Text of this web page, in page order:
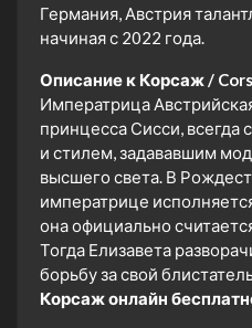
Германия, Австрия
начиная с 2022 года.
Описание к Корсаж /
Императрица
принцесса Сисси, всегда
и стилем, задававшим
высшего света. В
императрице
она официально
Тогда Елизавета
борьбу за свой
Корсаж онлайн